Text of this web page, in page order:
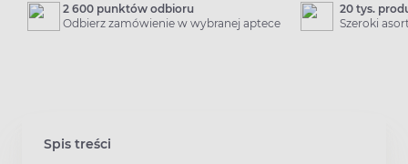
2 600 punktów odbioru
Odbierz zamówienie w wybranej aptece
20 tys.
Szeroki
Spis treści